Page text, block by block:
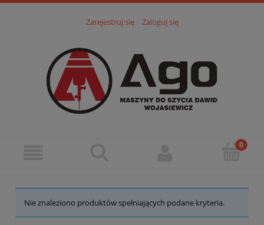
Zarejestruj się Zaloguj się
Nie znaleziono produktów spełniających podane kryteria.